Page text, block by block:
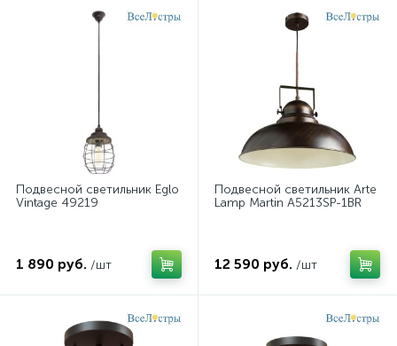
Подвесной светильник Eglo
Vintage 49219
1 890 руб. /шт
Подвесной светильник Arte
Lamp Martin A5213SP-1BR
12 590 руб. /шт